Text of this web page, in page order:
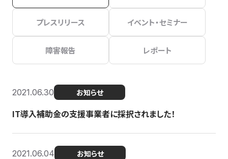
プレスリリース イベント・セミナー
障害報告 レポート
2021.06.30 お知らせ
IT導入補助金の支援事業者に採択されました！
2021.06.04 お知らせ